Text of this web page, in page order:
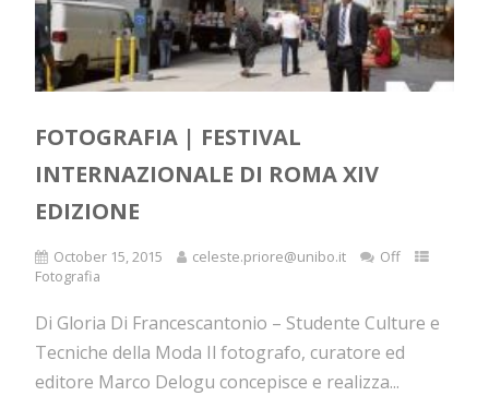
FOTOGRAFIA | FESTIVAL
INTERNAZIONALE DI ROMA XIV
EDIZIONE
October 15, 2015 celeste.priore@unibo.it
Off
Fotografia
Di Gloria Di Francescantonio – Studente Culture e
Tecniche della Moda Il fotografo, curatore ed
editore Marco Delogu concepisce e realizza...